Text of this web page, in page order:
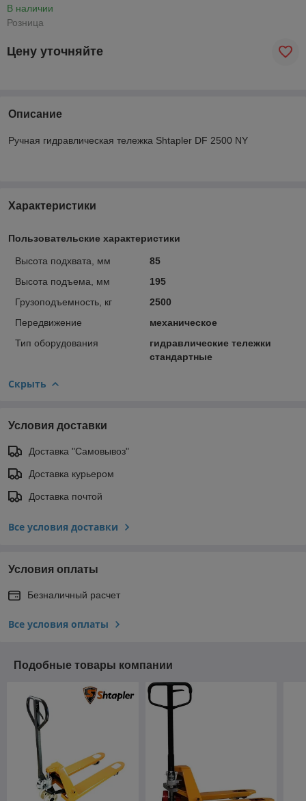
В наличии
Розница
Цену уточняйте
Описание
Ручная гидравлическая тележка Shtapler DF 2500 NY
Характеристики
Пользовательские характеристики
Высота подхвата, мм
85
Высота подъема, мм
195
Грузоподъемность, кг
2500
Передвижение
механическое
Тип оборудования
гидравлические тележки
стандартные
Скрыть
Условия доставки
Доставка "Самовывоз"
Доставка курьером
Доставка почтой
Все условия доставки
Условия оплаты
Безналичный расчет
Все условия оплаты
Подобные товары компании